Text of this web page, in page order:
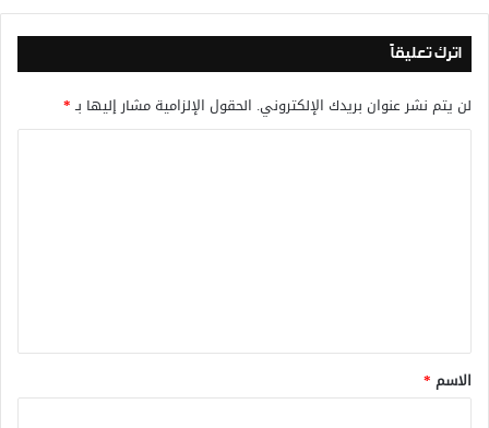
اترك تعليقاً
لن يتم نشر عنوان بريدك الإلكتروني. الحقول الإلزامية مشار إليها بـ*
*
الاسم *